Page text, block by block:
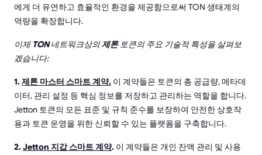
에게 더 유연하고 효율적인 환경을 제공함으로써 TON 생태계의
역량을 확장합니다.
이제 TON네트워크상의제톤토큰의 주요 기술적 특성을 살펴보
겠습니다:
1.제톤 마스터 스마트 계약. 이 계약들은 토큰의 총 공급량, 메타데
이터, 관리 설정 등 핵심 정보를 저장하고 관리하는 역할을 합니다.
Jetton 토큰의 모든 표준 및 규칙 준수를 보장하여 안전한 상호작
용과 토큰 운영을 위한 신뢰할 수 있는 플랫폼을 구축합니다.
2.Jetton 지갑 스마트 계약. 이 계약들은 개인 잔액 관리 및 사용